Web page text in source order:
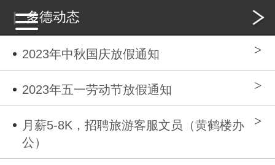
多德动态
2023年中秋国庆放假通知
2023年五一劳动节放假通知
月薪5-8K，招聘旅游客服文员（黄鹤楼办
公）